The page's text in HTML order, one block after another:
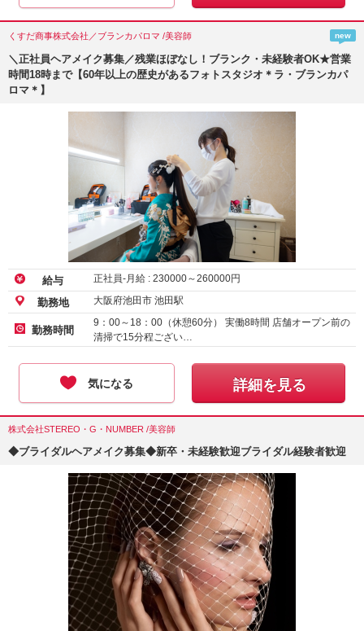
くすだ商事株式会社／ブランカパロマ /美容師 new
＼正社員ヘアメイク募集／残業ほぼなし！ブランク・未経験者OK★営業
時間18時まで【60年以上の歴史があるフォトスタジオ＊ラ・ブランカパ
ロマ＊】
給与 正社員-月給 : 230000～260000円
勤務地 大阪府池田市 池田駅
勤務時間
9：00～18：00（休憩60分） 実働8時間 店舗オープン前の
清掃で15分程ござい…
気になる 詳細を見る
株式会社STEREO・G・NUMBER /美容師
◆ブライダルヘアメイク募集◆新卒・未経験歓迎ブライダル経験者歓迎